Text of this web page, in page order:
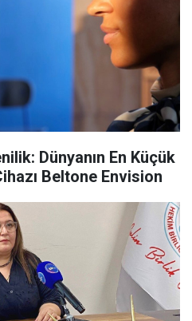
Dünyanın En Küçük
Beltone Envision